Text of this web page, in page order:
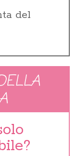
del